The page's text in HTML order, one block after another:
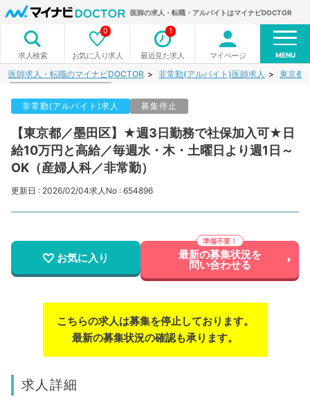
医師の求人・転職・アルバイトはマイナビDOCTOR
求人検索 お気に入り求人
0
最近見た求人
1
マイページ MENU
医師求人・転職のマイナビDOCTOR 非常勤(アルバイト)医師求人 東京都
非常勤(アルバイト)求人 募集停止
【東京都／墨田区】★週3日勤務で社保加入可★日
給10万円と高給／毎週水・木・土曜日より週1日～
OK（産婦人科／非常勤）
更新日 : 2026/02/04求人No : 654896
お気に入り 最新の募集状況を
問い合わせる
こちらの求人は募集を停止しております。
最新の募集状況の確認も承ります。
求人詳細